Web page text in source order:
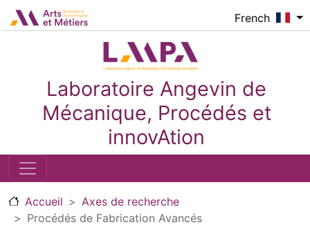
Aller au contenu principal
Laboratoire Angevin de
Mécanique, Procédés et
innovAtion
French
Logo_image
Accueil
Axes de recherche
Procédés de Fabrication Avancés